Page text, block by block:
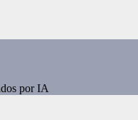
por IA